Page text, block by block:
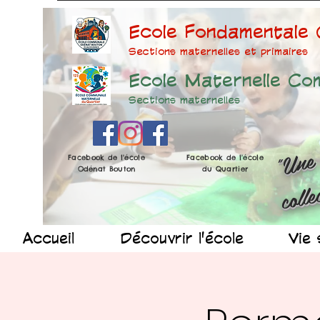
Ecole Fondamentale
Sections maternelles et primaires
Ecole Maternelle
Sections maternelles
Facebook de l'école
Odénat Bouton
Facebook de l'école
du Quartier
Accueil Découvrir l'école Vie